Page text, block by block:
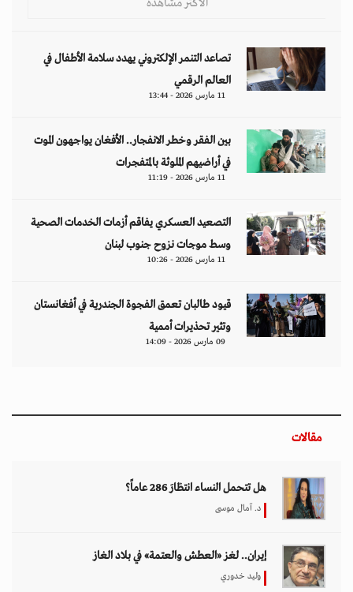
الأكثر مشاهدة
تصاعد التنمر الإلكتروني يهدد سلامة الأطفال في
العالم الرقمي
11 مارس 2026 - 13:44
بين الفقر وخطر الانفجار.. الأفغان يواجهون الموت
في أراضيهم الملوثة بالمتفجرات
11 مارس 2026 - 11:19
التصعيد العسكري يفاقم أزمات الخدمات الصحية
وسط موجات نزوح جنوب لبنان
11 مارس 2026 - 10:26
قيود طالبان تعمق الفجوة الجندرية في أفغانستان
وتثير تحذيرات أممية
09 مارس 2026 - 14:09
مقالات
هل تتحمل النساء انتظارَ 286 عاماً؟
د. آمال موسى
إيران.. لغز «العطش والعتمة» في بلاد الغاز
وليد خدوري